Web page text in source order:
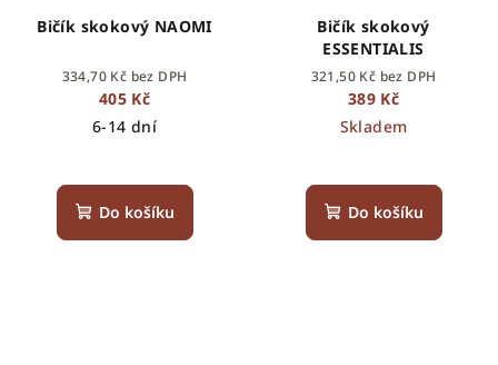
Bičík skokový NAOMI
334,70 Kč bez DPH
405 Kč
6-14 dní
Do košíku
Bičík skokový
ESSENTIALIS
321,50 Kč bez DPH
389 Kč
Skladem
Do košíku